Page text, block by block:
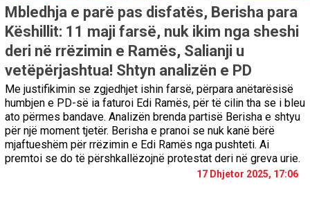
Mbledhja e parë pas disfatës, Berisha para
Këshillit: 11 maji farsë, nuk ikim nga sheshi
deri në rrëzimin e Ramës, Salianji u
vetëpërjashtua! Shtyn analizën e PD
Me justifikimin se zgjedhjet ishin farsë, përpara anëtarësisë
humbjen e PD-së ia faturoi Edi Ramës, për të cilin tha se i bleu
ato përmes bandave. Analizën brenda partisë Berisha e shtyu
për një moment tjetër. Berisha e pranoi se nuk kanë bërë
mjaftueshëm për rrëzimin e Edi Ramës nga pushteti. Ai
premtoi se do të përshkallëzojnë protestat deri në greva urie.
17 Dhjetor 2025, 17:06